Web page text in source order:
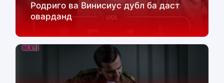
Родриго ва Винисиус дубл ба даст
оварданд